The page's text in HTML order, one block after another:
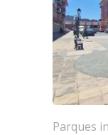
Parques